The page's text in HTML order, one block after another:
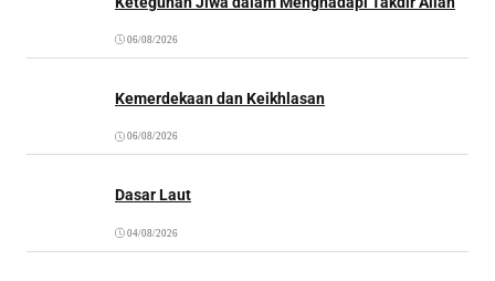
06/08/2026
Kemerdekaan dan Keikhlasan
06/08/2026
Dasar Laut
04/08/2026